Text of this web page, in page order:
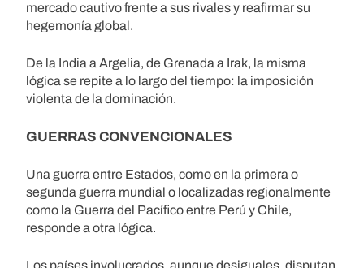
mercado cautivo frente a sus rivales y reafirmar su
hegemonía global.
De la India a Argelia, de Grenada a Irak, la misma
lógica se repite a lo largo del tiempo: la imposición
violenta de la dominación.
GUERRAS CONVENCIONALES
Una guerra entre Estados, como en la primera o
segunda guerra mundial o localizadas regionalmente
como la Guerra del Pacífico entre Perú y Chile,
responde a otra lógica.
Los países involucrados, aunque desiguales, disputan